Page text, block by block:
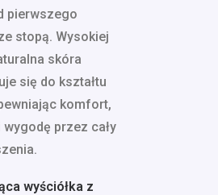
pierwszego
stopą. Wysokiej
skóra
się do kształtu
komfort,
wygodę przez cały
wyściółka z